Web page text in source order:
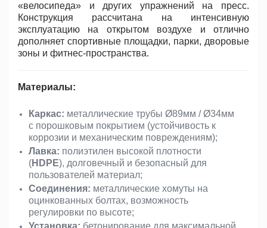
«велосипеда» и других упражнений на пресс.
Конструкция рассчитана на интенсивную
эксплуатацию на открытом воздухе и отлично
дополняет спортивные площадки, парки, дворовые
зоны и фитнес-пространства.
Материалы:
Каркас: металлические трубы Ø89мм / Ø34мм
с порошковым покрытием (устойчивость к
коррозии и механическим повреждениям);
Лавка: полиэтилен высокой плотности
(HDPE), долговечный и безопасный для
пользователей материал;
Соединения: металлические хомуты на
оцинкованных болтах, возможность
регулировки по высоте;
Установка: бетонирование для максимальной